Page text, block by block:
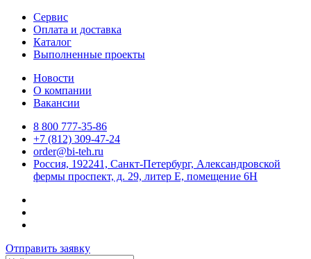
Сервис
Оплата и доставка
Каталог
Выполненные проекты
Новости
О компании
Вакансии
8 800 777-35-86
+7 (812) 309-47-24
order@bi-teh.ru
Россия, 192241, Санкт-Петербург, Александровской
фермы проспект, д. 29, литер Е, помещение 6Н
Отправить заявку